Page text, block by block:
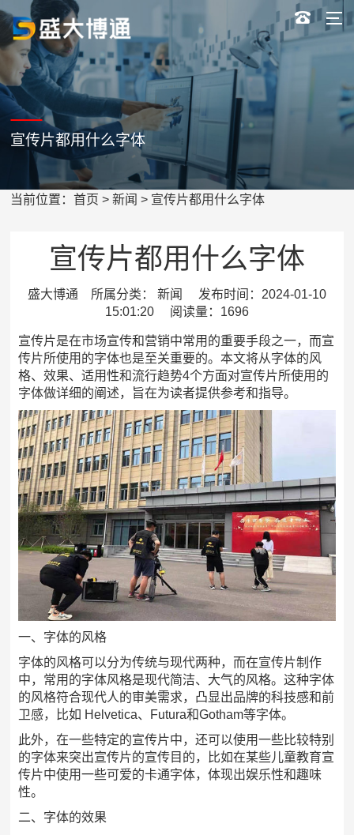
宣传片都用什么字体
当前位置：首页 >新闻 > 宣传片都用什么字体
宣传片都用什么字体
盛大博通 所属分类： 新闻 发布时间：2024-01-10
15:01:20 阅读量：1696
宣传片是在市场宣传和营销中常用的重要手段之一，而宣
传片所使用的字体也是至关重要的。本文将从字体的风
格、效果、适用性和流行趋势4个方面对宣传片所使用的
字体做详细的阐述，旨在为读者提供参考和指导。
一、字体的风格
字体的风格可以分为传统与现代两种，而在宣传片制作
中，常用的字体风格是现代简洁、大气的风格。这种字体
的风格符合现代人的审美需求，凸显出品牌的科技感和前
卫感，比如 Helvetica、Futura和Gotham等字体。
此外，在一些特定的宣传片中，还可以使用一些比较特别
的字体来突出宣传片的宣传目的，比如在某些儿童教育宣
传片中使用一些可爱的卡通字体，体现出娱乐性和趣味
性。
二、字体的效果